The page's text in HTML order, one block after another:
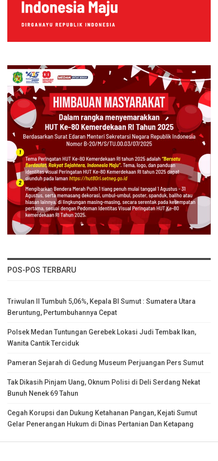
POS-POS TERBARU
Triwulan II Tumbuh 5,06%, Kepala BI Sumut : Sumatera Utara
Beruntung, Pertumbuhannya Cepat
Polsek Medan Tuntungan Gerebek Lokasi Judi Tembak Ikan,
Wanita Cantik Terciduk
Pameran Sejarah di Gedung Museum Perjuangan Pers Sumut
Tak Dikasih Pinjam Uang, Oknum Polisi di Deli Serdang Nekat
Bunuh Nenek 69 Tahun
Cegah Korupsi dan Dukung Ketahanan Pangan, Kejati Sumut
Gelar Penerangan Hukum di Dinas Pertanian Dan Ketapang